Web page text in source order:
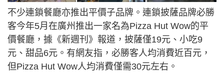
不少連鎖餐廳亦推出平價子品牌。連鎖披薩品牌必勝
客今年5月在廣州推出一家名為Pizza Hut Wow的平
價餐廳，據《新週刊》報道，披薩僅19元、小吃9
元、甜品6元。有網友指，必勝客人均消費近百元，
但Pizza Hut Wow人均消費僅需30元左右。